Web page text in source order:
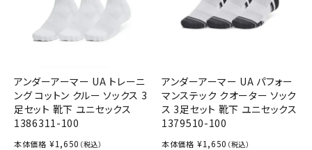
アンダーアーマー UA トレーニ
ング コットン クルー ソックス 3
足セット 靴下 ユニセックス
1386311-100
本体価格 ¥1,650 （税込）
アンダーアーマー UA パフォー
マンステック クオーター ソック
ス 3足セット 靴下 ユニセックス
1379510-100
本体価格 ¥1,650 （税込）